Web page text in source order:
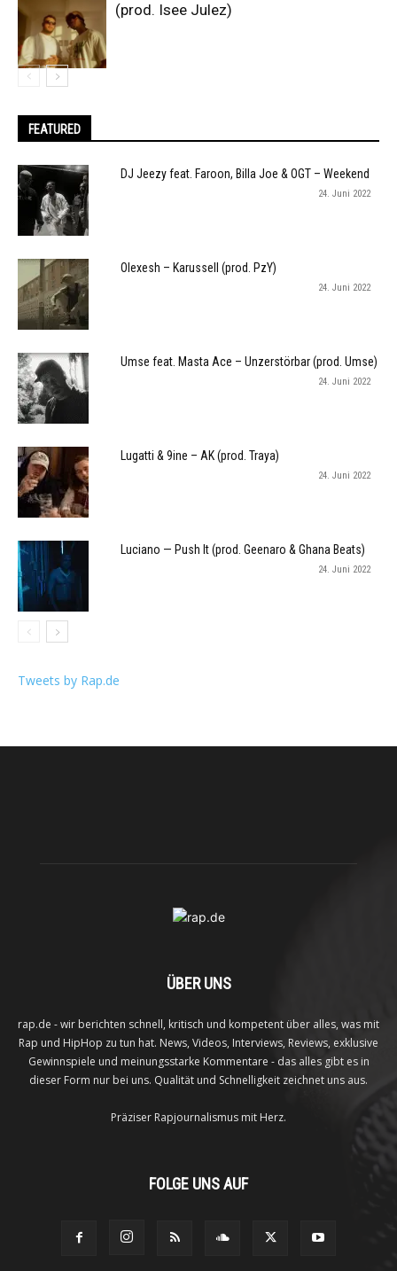
(prod. Isee Julez)
FEATURED
DJ Jeezy feat. Faroon, Billa Joe & OGT – Weekend
24. Juni 2022
Olexesh – Karussell (prod. PzY)
24. Juni 2022
Umse feat. Masta Ace – Unzerstörbar (prod. Umse)
24. Juni 2022
Lugatti & 9ine – AK (prod. Traya)
24. Juni 2022
Luciano — Push It (prod. Geenaro & Ghana Beats)
24. Juni 2022
Tweets by Rap.de
ÜBER UNS
rap.de - wir berichten schnell, kritisch und kompetent über alles, was mit
Rap und HipHop zu tun hat. News, Videos, Interviews, Reviews, exklusive
Gewinnspiele und meinungsstarke Kommentare - das alles gibt es in
dieser Form nur bei uns. Qualität und Schnelligkeit zeichnet uns aus.
Präziser Rapjournalismus mit Herz.
FOLGE UNS AUF